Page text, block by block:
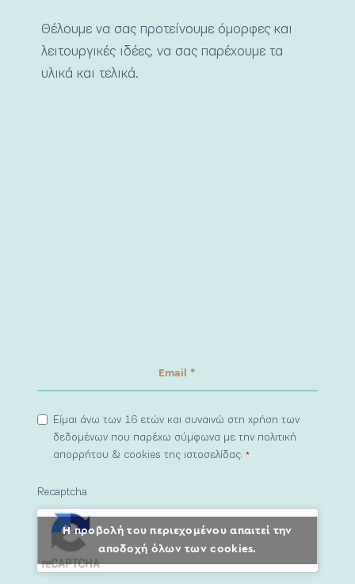
Θέλουμε να σας προτείνουμε όμορφες και
λειτουργικές ιδέες, να σας παρέχουμε τα
υλικά και τελικά.
Είμαι άνω των 16 ετών και συναινώ στη χρήση των
δεδομένων που παρέχω σύμφωνα με την πολιτική
απορρήτου & cookies της ιστοσελίδας.*
Recaptcha
Η προβολή του περιεχομένου απαιτεί την
αποδοχή όλων των cookies.